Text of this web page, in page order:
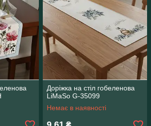
Доріжка на стіл гобеленова
LiMaSo G-35099
Немає в наявності